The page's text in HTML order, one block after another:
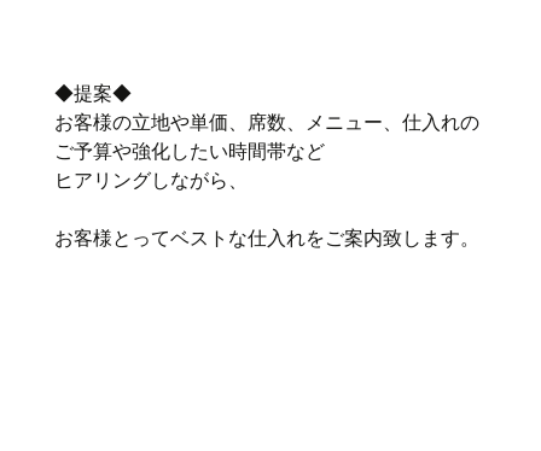
◆提案◆
お客様の立地や単価、席数、メニュー、仕入れの
ご予算や強化したい時間帯など
ヒアリングしながら、
お客様とってベストな仕入れをご案内致します。